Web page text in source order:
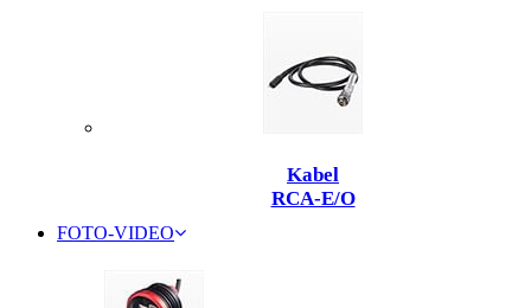
Kabel
RCA-E/O
FOTO-VIDEO